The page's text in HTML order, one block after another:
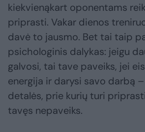
kiekvienąkart oponentams
priprasti. Vakar dienos
davė to jausmo. Bet tai taip
psichologinis dalykas: jeigu
galvosi, tai tave paveiks, jei
energija ir darysi savo darbą
detalės, prie kurių turi
tavęs nepaveiks.